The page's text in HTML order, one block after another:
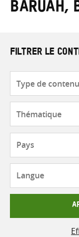
Baruah,
FILTRER LE